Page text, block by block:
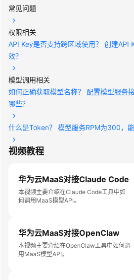
能
控
最
实
践
参
考
常
问
题
帮
助
常见问题
权限相关
API Key是否支持跨区域使用？
创建API
效？
模型调用相关
如何正确获取模型名称？
配置模型服务
哪些？
什么是Token？ 模型服务RPM为300，
视频教程
华为云MaaS对接Claude Code
本视频主要介绍在Claude Code工具中如
何调用MaaS模型API。
华为云MaaS对接OpenClaw
本视频主要介绍在OpenClaw工具中如何调
用MaaS模型API。